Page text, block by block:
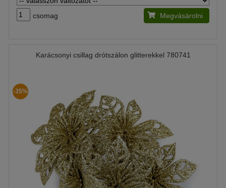
csomag Megvásárolni
Karácsonyi csillag drótszálon glitterekkel 780741
-35%